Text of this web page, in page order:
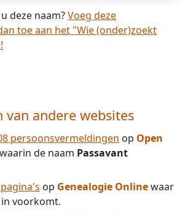
deze naam?Voeg deze
toe aan het "Wie (onder)zoekt
van andere websites
persoonsvermeldingen op Open
waarin de naam Passavant
op Genealogie Onlinewaar
in voorkomt.